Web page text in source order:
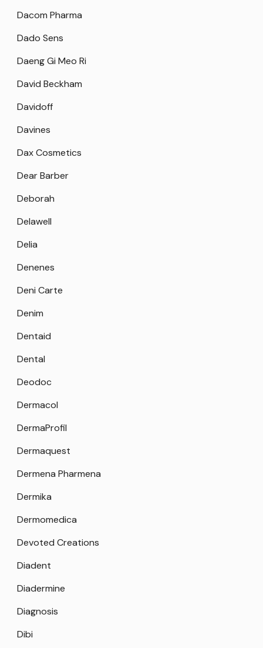
Dacom Pharma
Dado Sens
Daeng Gi Meo Ri
David Beckham
Davidoff
Davines
Dax Cosmetics
Dear Barber
Deborah
Delawell
Delia
Denenes
Deni Carte
Denim
Dentaid
Dental
Deodoc
Dermacol
DermaProfil
Dermaquest
Dermena Pharmena
Dermika
Dermomedica
Devoted Creations
Diadent
Diadermine
Diagnosis
Dibi